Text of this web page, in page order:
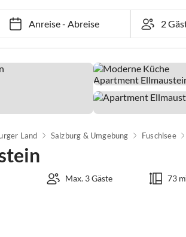
Anreise-Abreise
Land Salzburg & Umgebung Fuschlsee
Max. 3 Gäste 73